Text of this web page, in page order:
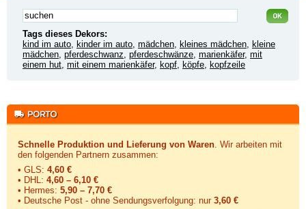
Tags dieses Dekors:
kind im auto kinder im auto mädchen kleines mädchen kleine
mädchen pferdeschwanz pferdeschwänze marienkäfer, mit
einem hut mit einem marienkäfer, kopf köpfe kopfzeile
Schnelle Produktion und Lieferung von Waren . Wir arbeiten mit
den folgenden Partnern zusammen:
• GLS: 4,60 €
• DHL: 4,60 – 6,10 €
• Hermes: 5,90 – 7,70 €
• Deutsche Post - ohne Sendungsverfolgung: nur 3,60 €